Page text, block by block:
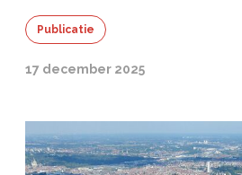
Publicatie
17 december 2025